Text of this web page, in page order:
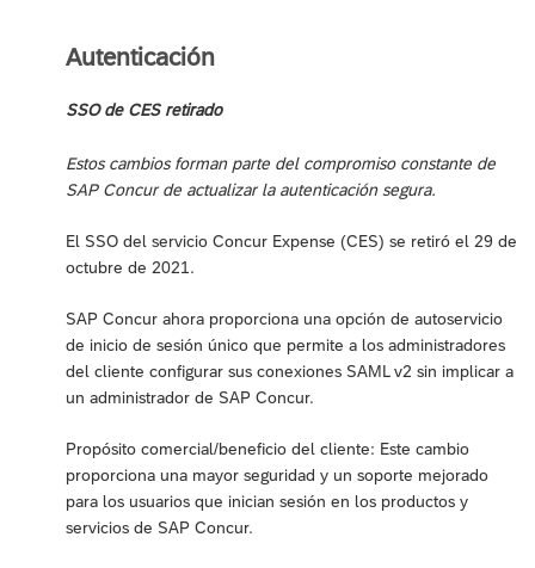
Autenticación
SSO de CES retirado
Estos cambios forman parte del compromiso constante de
SAP Concur de actualizar la autenticación segura.
El SSO del servicio Concur Expense (CES) se retiró el 29 de
octubre de 2021.
SAP Concur ahora proporciona una opción de autoservicio
de inicio de sesión único que permite a los administradores
del cliente configurar sus conexiones SAML v2 sin implicar a
un administrador de SAP Concur.
Propósito comercial/beneficio del cliente: Este cambio
proporciona una mayor seguridad y un soporte mejorado
para los usuarios que inician sesión en los productos y
servicios de SAP Concur.